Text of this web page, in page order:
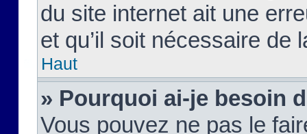
du site internet ait une
et qu’il soit nécessaire de
Haut
» Pourquoi ai-je besoin
Vous pouvez ne pas le